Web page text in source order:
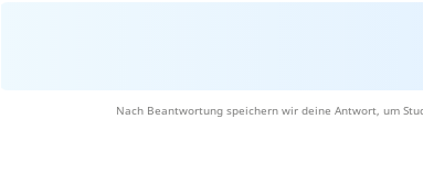
Nach Beantwortung speichern wir deine Antwort, um